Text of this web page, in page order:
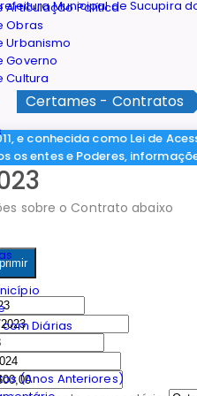
Articulação Política
Obras
Urbanismo
Governo
Cultura
Diárias
(Anos Anteriores)
Certames - Contratos
e conhecida como Lei de
os entes e Poderes,
sobre o Contrato abaixo